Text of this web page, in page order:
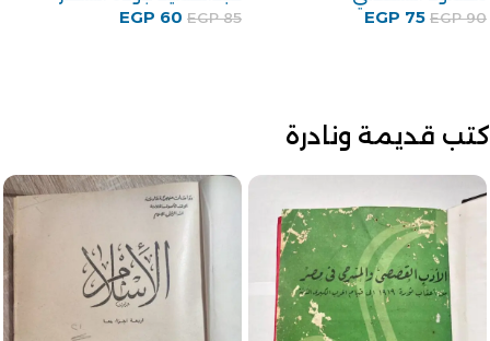
EGP90
EGP 75
EGP85
EGP 60
كتب قديمة ونادرة